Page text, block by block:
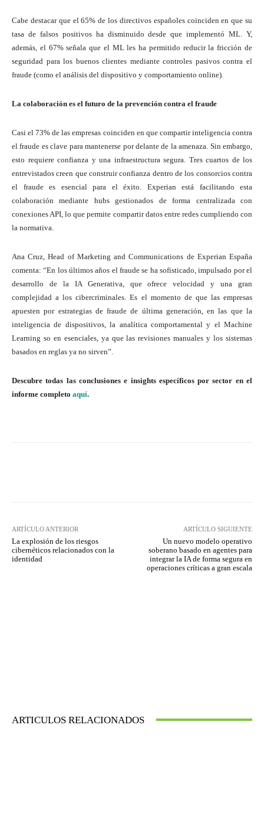
Cabe destacar que el 65% de los directivos españoles coinciden en que su
tasa de falsos positivos ha disminuido desde que implementó ML. Y,
además, el 67% señala que el ML les ha permitido reducir la fricción de
seguridad para los buenos clientes mediante controles pasivos contra el
fraude (como el análisis del dispositivo y comportamiento online).
La colaboración es el futuro de la prevención contra el fraude
Casi el 73% de las empresas coinciden en que compartir inteligencia contra
el fraude es clave para mantenerse por delante de la amenaza. Sin embargo,
esto requiere confianza y una infraestructura segura. Tres cuartos de los
entrevistados creen que construir confianza dentro de los consorcios contra
el fraude es esencial para el éxito. Experian está facilitando esta
colaboración mediante hubs gestionados de forma centralizada con
conexiones API, lo que permite compartir datos entre redes cumpliendo con
la normativa.
Ana Cruz, Head of Marketing and Communications de Experian España
comenta: “En los últimos años el fraude se ha sofisticado, impulsado por el
desarrollo de la IA Generativa, que ofrece velocidad y una gran
complejidad a los cibercriminales. Es el momento de que las empresas
apuesten por estrategias de fraude de última generación, en las que la
inteligencia de dispositivos, la analítica comportamental y el Machine
Learning so en esenciales, ya que las revisiones manuales y los sistemas
basados en reglas ya no sirven”.
Descubre todas las conclusiones e insights específicos por sector en el
informe completo aquí.
ARTÍCULO ANTERIOR
La explosión de los riesgos
cibernéticos relacionados con la
identidad
ARTÍCULO SIGUIENTE
Un nuevo modelo operativo
soberano basado en agentes para
integrar la IA de forma segura en
operaciones críticas a gran escala
ARTICULOS RELACIONADOS